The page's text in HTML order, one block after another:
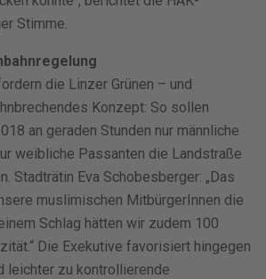
Stimme.
die Linzer Grünen – und
Konzept: So sollen
an geraden Stunden nur männliche
weibliche Passanten die Landstraße
Stadträtin Eva Schobesberger: „Das
muslimischen MitbürgerInnen die
Schlag hätten wir zudem 100
Die Exekutive favorisiert hingegen
leichter zu kontrollierende